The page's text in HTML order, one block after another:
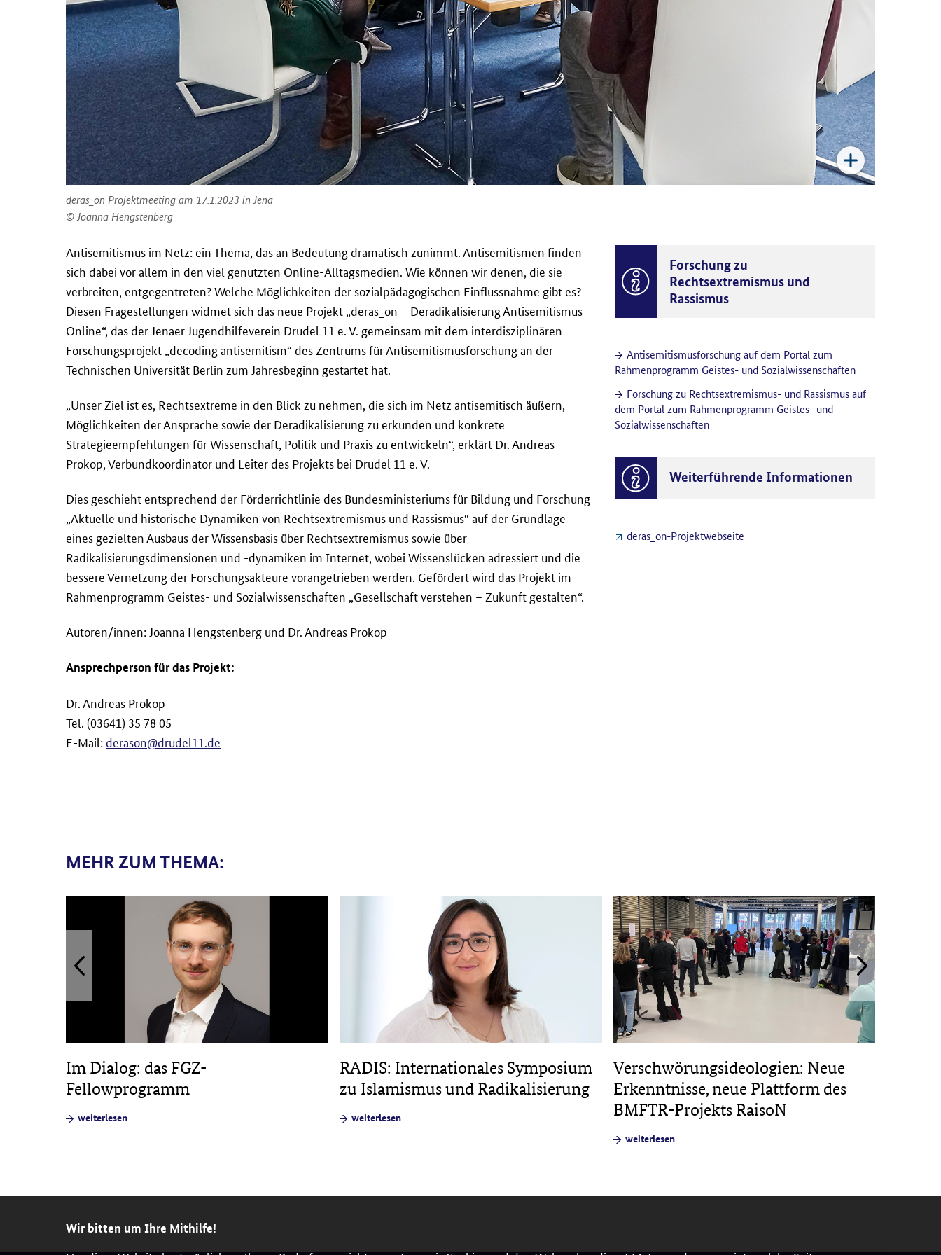
Wir bitten um Ihre Mithilfe!
deras_on Projektmeeting am 17.1.2023 in Jena
Joanna Hengstenberg
Antisemitismus im Netz: ein Thema, das an Bedeutung dramatisch zunimmt. Antisemitismen finden
sich dabei vor allem in den viel genutzten Online-Alltagsmedien. Wie können wir denen, die sie
verbreiten, entgegentreten? Welche Möglichkeiten der sozialpädagogischen Einflussnahme gibt es?
Diesen Fragestellungen widmet sich das neue Projekt „deras_on – Deradikalisierung Antisemitismus
Online“, das der Jenaer Jugendhilfeverein Drudel 11 e. V. gemeinsam mit dem interdisziplinären
Forschungsprojekt „decoding antisemitism“ des Zentrums für Antisemitismusforschung an der
Technischen Universität Berlin zum Jahresbeginn gestartet hat.
„Unser Ziel ist es, Rechtsextreme in den Blick zu nehmen, die sich im Netz antisemitisch äußern,
Möglichkeiten der Ansprache sowie der Deradikalisierung zu erkunden und konkrete
Strategieempfehlungen für Wissenschaft, Politik und Praxis zu entwickeln“, erklärt Dr. Andreas
Prokop, Verbundkoordinator und Leiter des Projekts bei Drudel 11 e. V.
Dies geschieht entsprechend der Förderrichtlinie des Bundesministeriums für Bildung und Forschung
„Aktuelle und historische Dynamiken von Rechtsextremismus und Rassismus“ auf der Grundlage
eines gezielten Ausbaus der Wissensbasis über Rechtsextremismus sowie über
Radikalisierungsdimensionen und -dynamiken im Internet, wobei Wissenslücken adressiert und die
bessere Vernetzung der Forschungsakteure vorangetrieben werden. Gefördert wird das Projekt im
Rahmenprogramm Geistes- und Sozialwissenschaften „Gesellschaft verstehen – Zukunft gestalten“.
Autoren/innen: Joanna Hengstenberg und Dr. Andreas Prokop
Ansprechperson für das Projekt:
Dr. Andreas Prokop
Tel. (03641) 35 78 05
E-Mail: derason@drudel11.de
Forschung zu
Rechtsextremismus und
Rassismus
Antisemitismusforschung auf dem Portal zum
Rahmenprogramm Geistes- und Sozialwissenschaften
Forschung zu Rechtsextremismus- und Rassismus auf
dem Portal zum Rahmenprogramm Geistes- und
Sozialwissenschaften
Weiterführende Informationen
deras_on-Projektwebseite
MEHR ZUM THEMA:
Im Dialog: das FGZ-
Fellowprogramm
weiterlesen
RADIS: Internationales Symposium
zu Islamismus und Radikalisierung
weiterlesen
Verschwörungsideologien: Neue
Erkenntnisse, neue Plattform des
BMFTR-Projekts RaisoN
weiterlesen